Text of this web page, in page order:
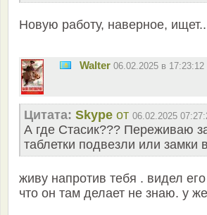
Новую работу, наверное,
Walter 06.02.2025 в 17:23:12
Цитата: Skype от 06.02.2025
А где Стасик??? Переживаю
таблетки подвезли или замки
живу напротив тебя . видел
что он там делает не знаю. у